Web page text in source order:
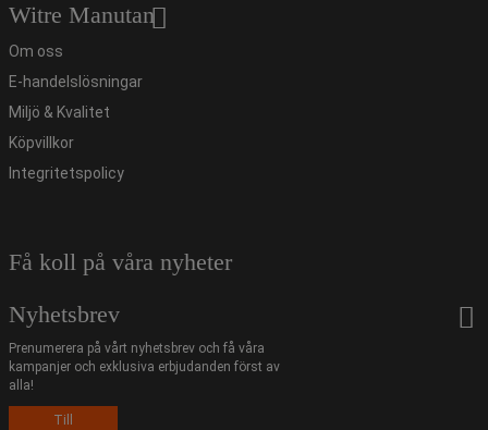
Witre Manutan
Om oss
E-handelslösningar
Miljö & Kvalitet
Köpvillkor
Integritetspolicy
Få koll på våra nyheter
Nyhetsbrev
Prenumerera på vårt nyhetsbrev och få våra
kampanjer och exklusiva erbjudanden först av
alla!
Till